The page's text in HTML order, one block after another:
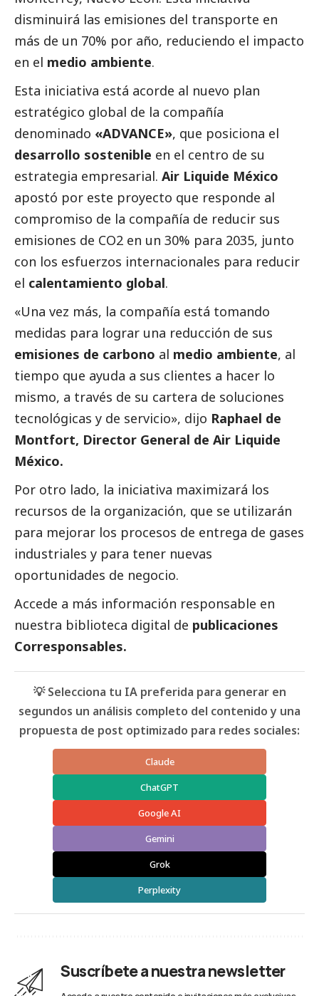
disminuirá las emisiones del transporte en
más de un 70% por año, reduciendo el impacto
en el medio ambiente.
Esta iniciativa está acorde al nuevo plan
estratégico global de la compañía
denominado «ADVANCE», que posiciona el
desarrollo sostenible en el centro de su
estrategia empresarial. Air Liquide México
apostó por este proyecto que responde al
compromiso de la compañía de reducir sus
emisiones de CO2 en un 30% para 2035, junto
con los esfuerzos internacionales para reducir
el calentamiento global.
«Una vez más, la compañía está tomando
medidas para lograr una reducción de sus
emisiones de carbono al medio ambiente, al
tiempo que ayuda a sus clientes a hacer lo
mismo, a través de su cartera de soluciones
tecnológicas y de servicio», dijo Raphael de
Montfort, Director General de Air Liquide
México.
Por otro lado, la iniciativa maximizará los
recursos de la organización, que se utilizarán
para mejorar los procesos de entrega de gases
industriales y para tener nuevas
oportunidades de negocio.
Accede a más información responsable en
nuestra biblioteca digital de publicaciones
Corresponsables.
💡 Selecciona tu IA preferida para generar en
segundos un análisis completo del contenido y una
propuesta de post optimizado para redes sociales:
Claude
ChatGPT
Google AI
Gemini
Grok
Perplexity
Suscríbete a nuestra newsletter